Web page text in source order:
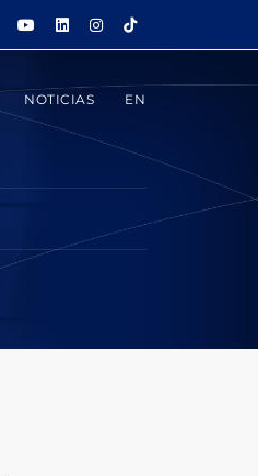
NOTICIAS EN